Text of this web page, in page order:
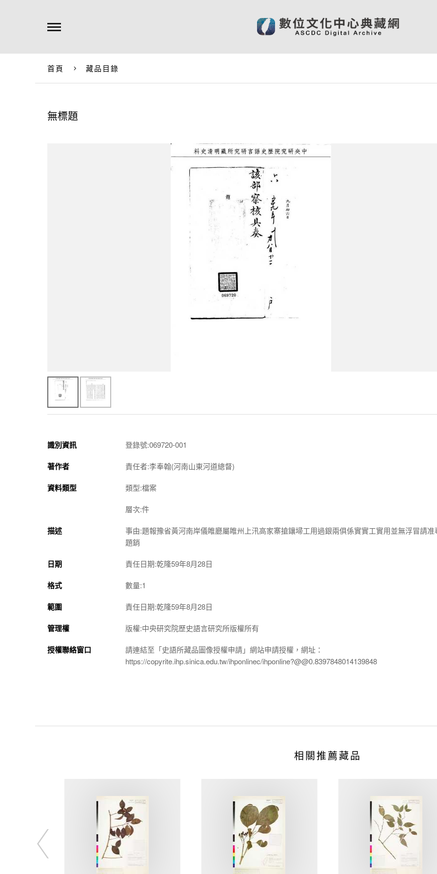
首頁 藏品目錄
無標題
識別資訊 登錄號:069720-001
著作者 責任者:李奉翰(河南山東河道總督)
資料類型 類型:檔案
層次:件
描述
事由:題報豫省黃河南岸儀睢廳屬睢州上汛高家寨搶鑲埽工用過銀兩俱係實實工實用並無浮冒請准
題銷
日期 責任日期:乾隆59年8月28日
格式 數量:1
範圍 責任日期:乾隆59年8月28日
管理權 版權:中央研究院歷史語言研究所版權所有
授權聯絡窗口
請連結至「史語所藏品圖像授權申請」網站申請授權，網址：
https://copyrite.ihp.sinica.edu.tw/ihponlinec/ihponline?@@0.8397848014139848
相關推薦藏品